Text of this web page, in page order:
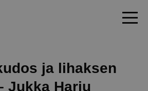
ja lihaksen
Jukka Harju